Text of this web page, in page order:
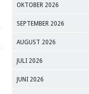
OKTOBER 2026
SEPTEMBER 2026
AUGUST 2026
JULI 2026
JUNI 2026